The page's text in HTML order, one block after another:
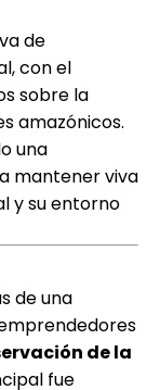
de
con el
sobre la
amazónicos.
una
mantener viva
y su entorno
de una
de la
fue